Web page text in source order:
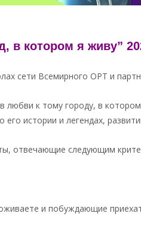
в котором я живу”
сети Всемирного ОРТ и
любви к тому городу, в
истории и легендах,
отвечающие следующим
и побуждающие